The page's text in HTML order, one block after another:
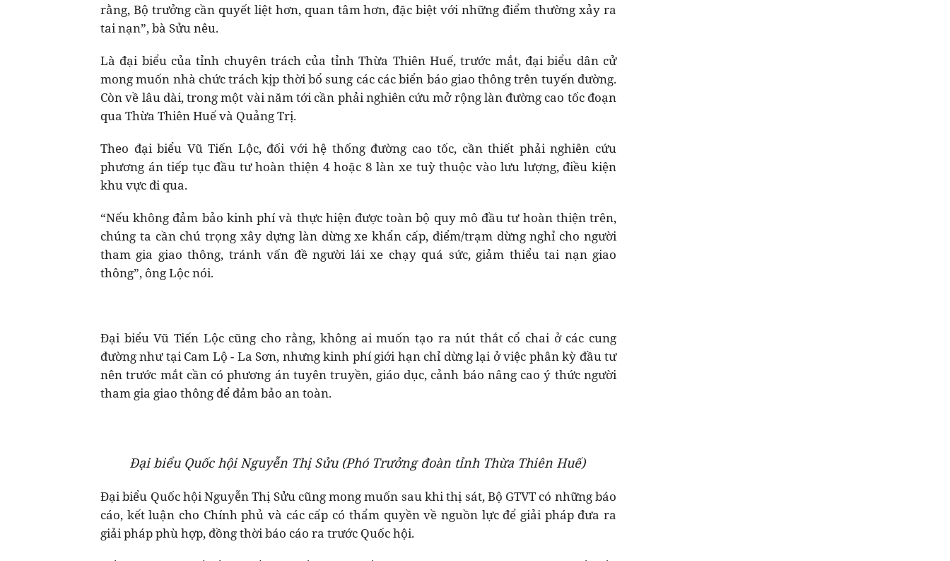
rằng, Bộ trưởng cần quyết liệt hơn, quan tâm hơn, đặc biệt với những điểm thường xảy ra
tai nạn”, bà Sửu nêu.
Là đại biểu của tỉnh chuyên trách của tỉnh Thừa Thiên Huế, trước mắt, đại biểu dân cử
mong muốn nhà chức trách kịp thời bổ sung các các biển báo giao thông trên tuyến đường.
Còn về lâu dài, trong một vài năm tới cần phải nghiên cứu mở rộng làn đường cao tốc đoạn
qua Thừa Thiên Huế và Quảng Trị.
Theo đại biểu Vũ Tiến Lộc, đối với hệ thống đường cao tốc, cần thiết phải nghiên cứu
phương án tiếp tục đầu tư hoàn thiện 4 hoặc 8 làn xe tuỳ thuộc vào lưu lượng, điều kiện
khu vực đi qua.
“Nếu không đảm bảo kinh phí và thực hiện được toàn bộ quy mô đầu tư hoàn thiện trên,
chúng ta cần chú trọng xây dựng làn dừng xe khẩn cấp, điểm/trạm dừng nghỉ cho người
tham gia giao thông, tránh vấn đề người lái xe chạy quá sức, giảm thiểu tai nạn giao
thông”, ông Lộc nói.
Đại biểu Vũ Tiến Lộc cũng cho rằng, không ai muốn tạo ra nút thắt cổ chai ở các cung
đường như tại Cam Lộ - La Sơn, nhưng kinh phí giới hạn chỉ dừng lại ở việc phân kỳ đầu tư
nên trước mắt cần có phương án tuyên truyền, giáo dục, cảnh báo nâng cao ý thức người
tham gia giao thông để đảm bảo an toàn.
Đại biểu Quốc hội Nguyễn Thị Sửu (Phó Trưởng đoàn tỉnh Thừa Thiên Huế)
Đại biểu Quốc hội Nguyễn Thị Sửu cũng mong muốn sau khi thị sát, Bộ GTVT có những báo
cáo, kết luận cho Chính phủ và các cấp có thẩm quyền về nguồn lực để giải pháp đưa ra
giải pháp phù hợp, đồng thời báo cáo ra trước Quốc hội.